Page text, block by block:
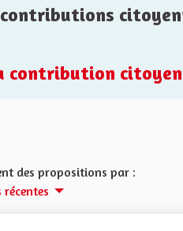
contribution
des propositions par :
récentes